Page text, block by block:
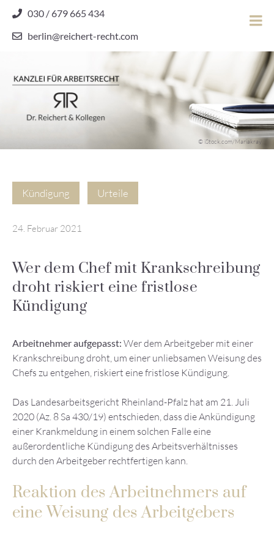
content
030 / 679 665 434
berlin@reichert-recht.com
Dr.
Reichert
Arbeitsrecht
© iStock.com/Mariakray
Kündigung Urteile
24. Februar 2021
Wer dem Chef mit Krankschreibung
droht riskiert eine fristlose
Kündigung
Arbeitnehmer aufgepasst: Wer dem Arbeitgeber mit einer
Krankschreibung droht, um einer unliebsamen Weisung des
Chefs zu entgehen, riskiert eine fristlose Kündigung.
Das Landesarbeitsgericht Rheinland-Pfalz hat am 21. Juli
2020 (Az. 8 Sa 430/19) entschieden, dass die Ankündigung
einer Krankmeldung in einem solchen Falle eine
außerordentliche Kündigung des Arbeitsverhältnisses
durch den Arbeitgeber rechtfertigen kann.
Reaktion des Arbeitnehmers auf
eine Weisung des Arbeitgebers